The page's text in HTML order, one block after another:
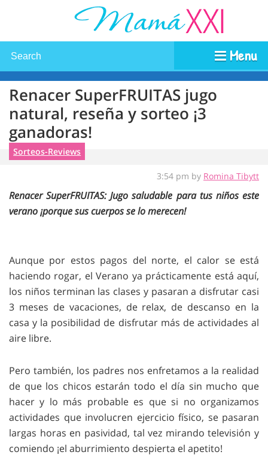
Menu
Renacer SuperFRUITAS jugo
natural, reseña y sorteo ¡3
ganadoras!
Sorteos-Reviews
3:54 pm by Romina Tibytt
Renacer SuperFRUITAS: Jugo saludable para tus niños este
verano ¡porque sus cuerpos se lo merecen!
Aunque por estos pagos del norte, el calor se está
haciendo rogar, el Verano ya prácticamente está aquí,
los niños terminan las clases y pasaran a disfrutar casi
3 meses de vacaciones, de relax, de descanso en la
casa y la posibilidad de disfrutar más de actividades al
aire libre.
Pero también, los padres nos enfretamos a la realidad
de que los chicos estarán todo el día sin mucho que
hacer y lo más probable es que si no organizamos
actividades que involucren ejercicio físico, se pasaran
largas horas en pasividad, tal vez mirando televisión y
comiendo ¡el aburrimiento despierta el apetito!